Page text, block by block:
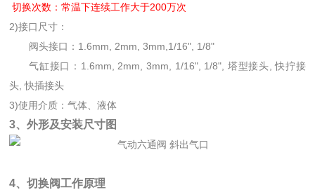
切换次数：常温下连续工作大于200万次
2)接口尺寸：
阀头接口：1.6mm, 2mm, 3mm,1/16", 1/8"
气缸接口：1.6mm, 2mm, 3mm, 1/16", 1/8", 塔型接头, 快拧接
头, 快插接头
3)使用介质：气体、液体
3、外形及安装尺寸图
4、切换阀工作原理